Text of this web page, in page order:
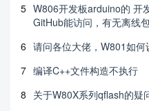
5 W806开发板arduino的 开
GitHub能访问，有无离线
6 请问各位大佬，W801如
7 编译C++文件构造不执行
8 关于W80X系列qflash的疑